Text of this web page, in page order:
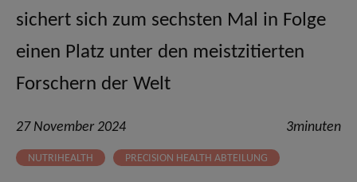
sichert sich zum sechsten Mal in Folge
einen Platz unter den meistzitierten
Forschern der Welt
27 November 2024 3minuten
NUTRIHEALTH PRECISION HEALTH ABTEILUNG